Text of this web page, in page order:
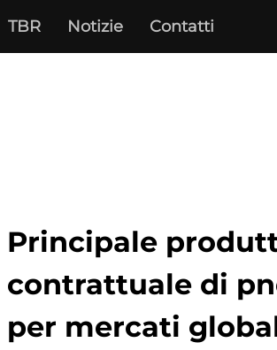
TBR Notizie Contatti
Principale
contrattuale di
per mercati